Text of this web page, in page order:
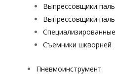
Выпрессовщики
Выпрессовщики
Cъемники шкворней
Пневмоинструмент